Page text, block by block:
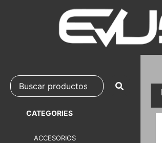
CATEGORIES
ACCESORIOS